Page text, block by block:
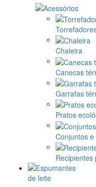
Chaleira
Canecas
Garrafas
Pratos
Conjuntos
Recipientes